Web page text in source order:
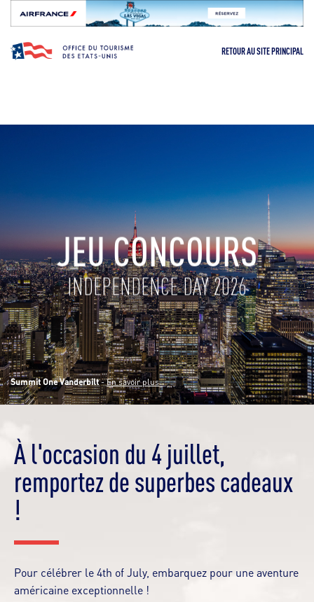
RETOUR AU SITE PRINCIPAL
JEU CONCOURS
INDEPENDENCE DAY 2026
Summit One Vanderbilt-En savoir plus
À l'occasion du 4 juillet,
remportez de superbes cadeaux
!
Pour célébrer le 4th of July, embarquez pour une aventure
américaine exceptionnelle !